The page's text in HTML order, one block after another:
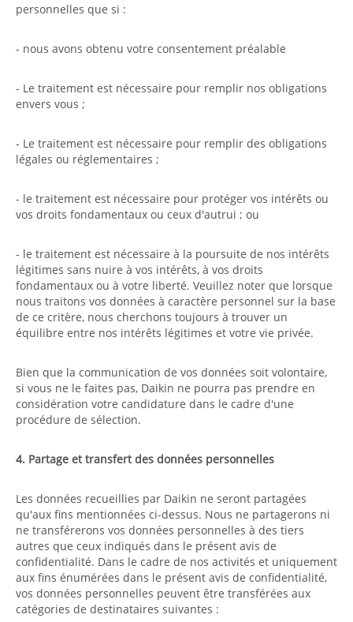
personnelles que si :
- nous avons obtenu votre consentement préalable
- Le traitement est nécessaire pour remplir nos obligations
envers vous ;
- Le traitement est nécessaire pour remplir des obligations
légales ou réglementaires ;
- le traitement est nécessaire pour protéger vos intérêts ou
vos droits fondamentaux ou ceux d'autrui ; ou
- le traitement est nécessaire à la poursuite de nos intérêts
légitimes sans nuire à vos intérêts, à vos droits
fondamentaux ou à votre liberté. Veuillez noter que lorsque
nous traitons vos données à caractère personnel sur la base
de ce critère, nous cherchons toujours à trouver un
équilibre entre nos intérêts légitimes et votre vie privée.
Bien que la communication de vos données soit volontaire,
si vous ne le faites pas, Daikin ne pourra pas prendre en
considération votre candidature dans le cadre d'une
procédure de sélection.
4. Partage et transfert des données personnelles
Les données recueillies par Daikin ne seront partagées
qu'aux fins mentionnées ci-dessus. Nous ne partagerons ni
ne transférerons vos données personnelles à des tiers
autres que ceux indiqués dans le présent avis de
confidentialité. Dans le cadre de nos activités et uniquement
aux fins énumérées dans le présent avis de confidentialité,
vos données personnelles peuvent être transférées aux
catégories de destinataires suivantes :